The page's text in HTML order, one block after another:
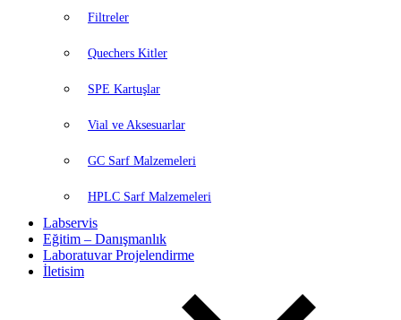
Filtreler
Quechers Kitler
SPE Kartuşlar
Vial ve Aksesuarlar
GC Sarf Malzemeleri
HPLC Sarf Malzemeleri
Labservis
Eğitim – Danışmanlık
Laboratuvar Projelendirme
İletisim